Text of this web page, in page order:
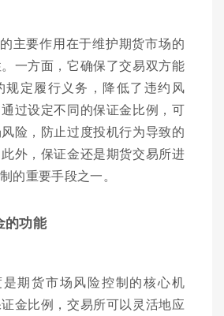
主要作用在于维护期货市场的
一方面，它确保了交易双方能
规定履行义务，降低了违约风
过设定不同的保证金比例，可
险，防止过度投机行为导致的
外，保证金还是期货交易所进
的重要手段之一。
的功能
期货市场风险控制的核心机
金比例，交易所可以灵活地应